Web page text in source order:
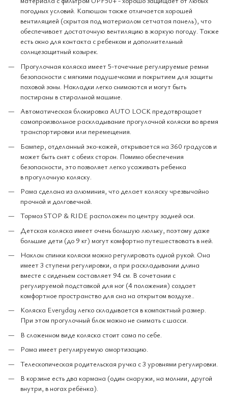
погодных условий. Капюшон также отличается хорошей
вентиляцией (скрытая под материалом сетчатая панель), что
обеспечивает достаточную вентиляцию в жаркую погоду. Также
есть окно для контакта с ребенком и дополнительный
солнцезащитный козырек.
Прогулочная коляска имеет 5-точечные регулируемые ремни
безопасности с мягкими подушечками и покрытием для защиты
паховой зоны. Накладки легко снимаются и могут быть
постираны в стиральной машине.
Автоматическая блокировка AUTO LOCK предотвращает
самопроизвольное раскладывание прогулочной коляски во время
транспортировки или перемещения.
Бампер, отделанный эко-кожей, открывается на 360 градусов и
может быть снят с обеих сторон. Помимо обеспечения
безопасности, это позволяет легко усаживать ребенка
в прогулочную коляску.
Рама сделана из алюминия, что делает коляску чрезвычайно
прочной и долговечной.
Тормоз STOP & RIDE расположен по центру задней оси.
Детская коляска имеет очень большую люльку, поэтому даже
большие дети (до 9 кг) могут комфортно путешествовать в ней.
Наклон спинки коляски можно регулировать одной рукой. Она
имеет 3 ступени регулировки, а при раскладывании длина
вместе с сиденьем составляет 94 см. В сочетании с
регулируемой подставкой для ног (4 положения) создает
комфортное пространство для сна на открытом воздухе..
Коляска Everyday легко складывается в компактный размер.
При этом прогулочный блок можно не снимать с шасси.
В сложенном виде коляска стоит сама по себе.
Рама имеет регулируемую амортизацию.
Телескопическая родительская ручка с 3 уровнями регулировки.
В корзине есть два кармана (один снаружи, на молнии, другой
внутри, в ногах ребёнка).